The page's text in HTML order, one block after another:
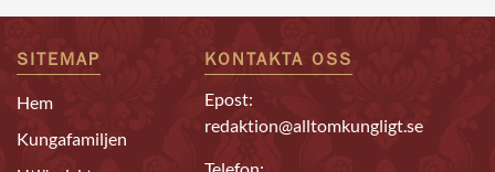
SITEMAP
Hem
Kungafamiljen
KONTAKTA OSS
Epost:
redaktion@alltomkungligt.se